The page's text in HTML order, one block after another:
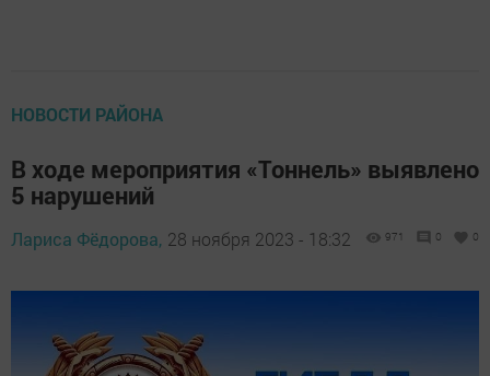
НОВОСТИ РАЙОНА
В ходе мероприятия «Тоннель» выявлено
5 нарушений
Лариса Фёдорова, 28 ноября 2023 - 18:32 971 0 0